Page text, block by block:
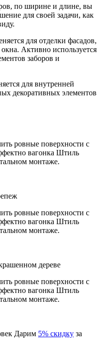
по ширине и длине, вы
для своей задачи, как
для отделки фасадов,
Активно используется
заборов и
для внутренней
декоративных элементов
ровные поверхности с
вагонка Штиль
монтаже.
ровные поверхности с
вагонка Штиль
монтаже.
дереве
ровные поверхности с
вагонка Штиль
монтаже.
Дарим 5% скидку за